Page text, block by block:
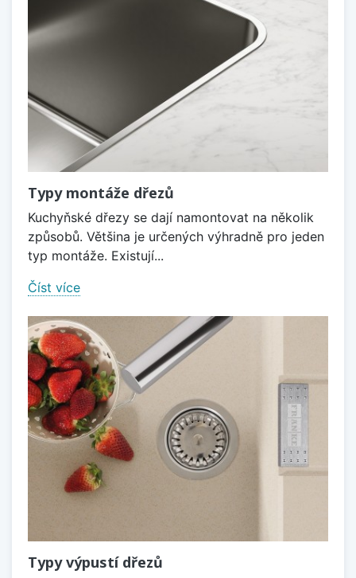
Typy montáže dřezů
Kuchyňské dřezy se dají namontovat na několik
způsobů. Většina je určených výhradně pro jeden
typ montáže. Existují...
Číst více
Typy výpustí dřezů